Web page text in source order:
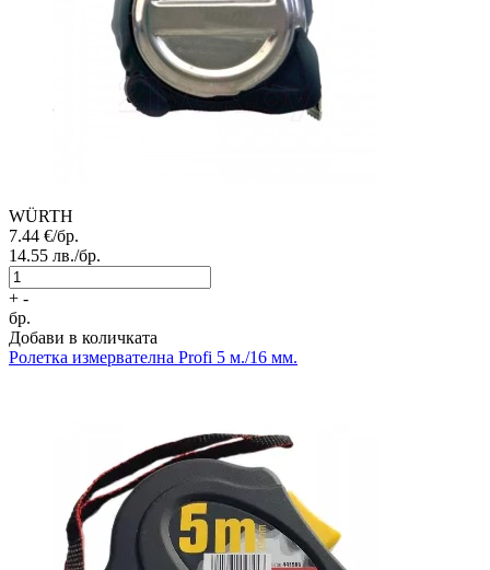
WÜRTH
7.44 €/бр.
14.55 лв./бр.
+ -
бр.
Добави в количката
Ролетка измервателна Profi 5 м./16 мм.